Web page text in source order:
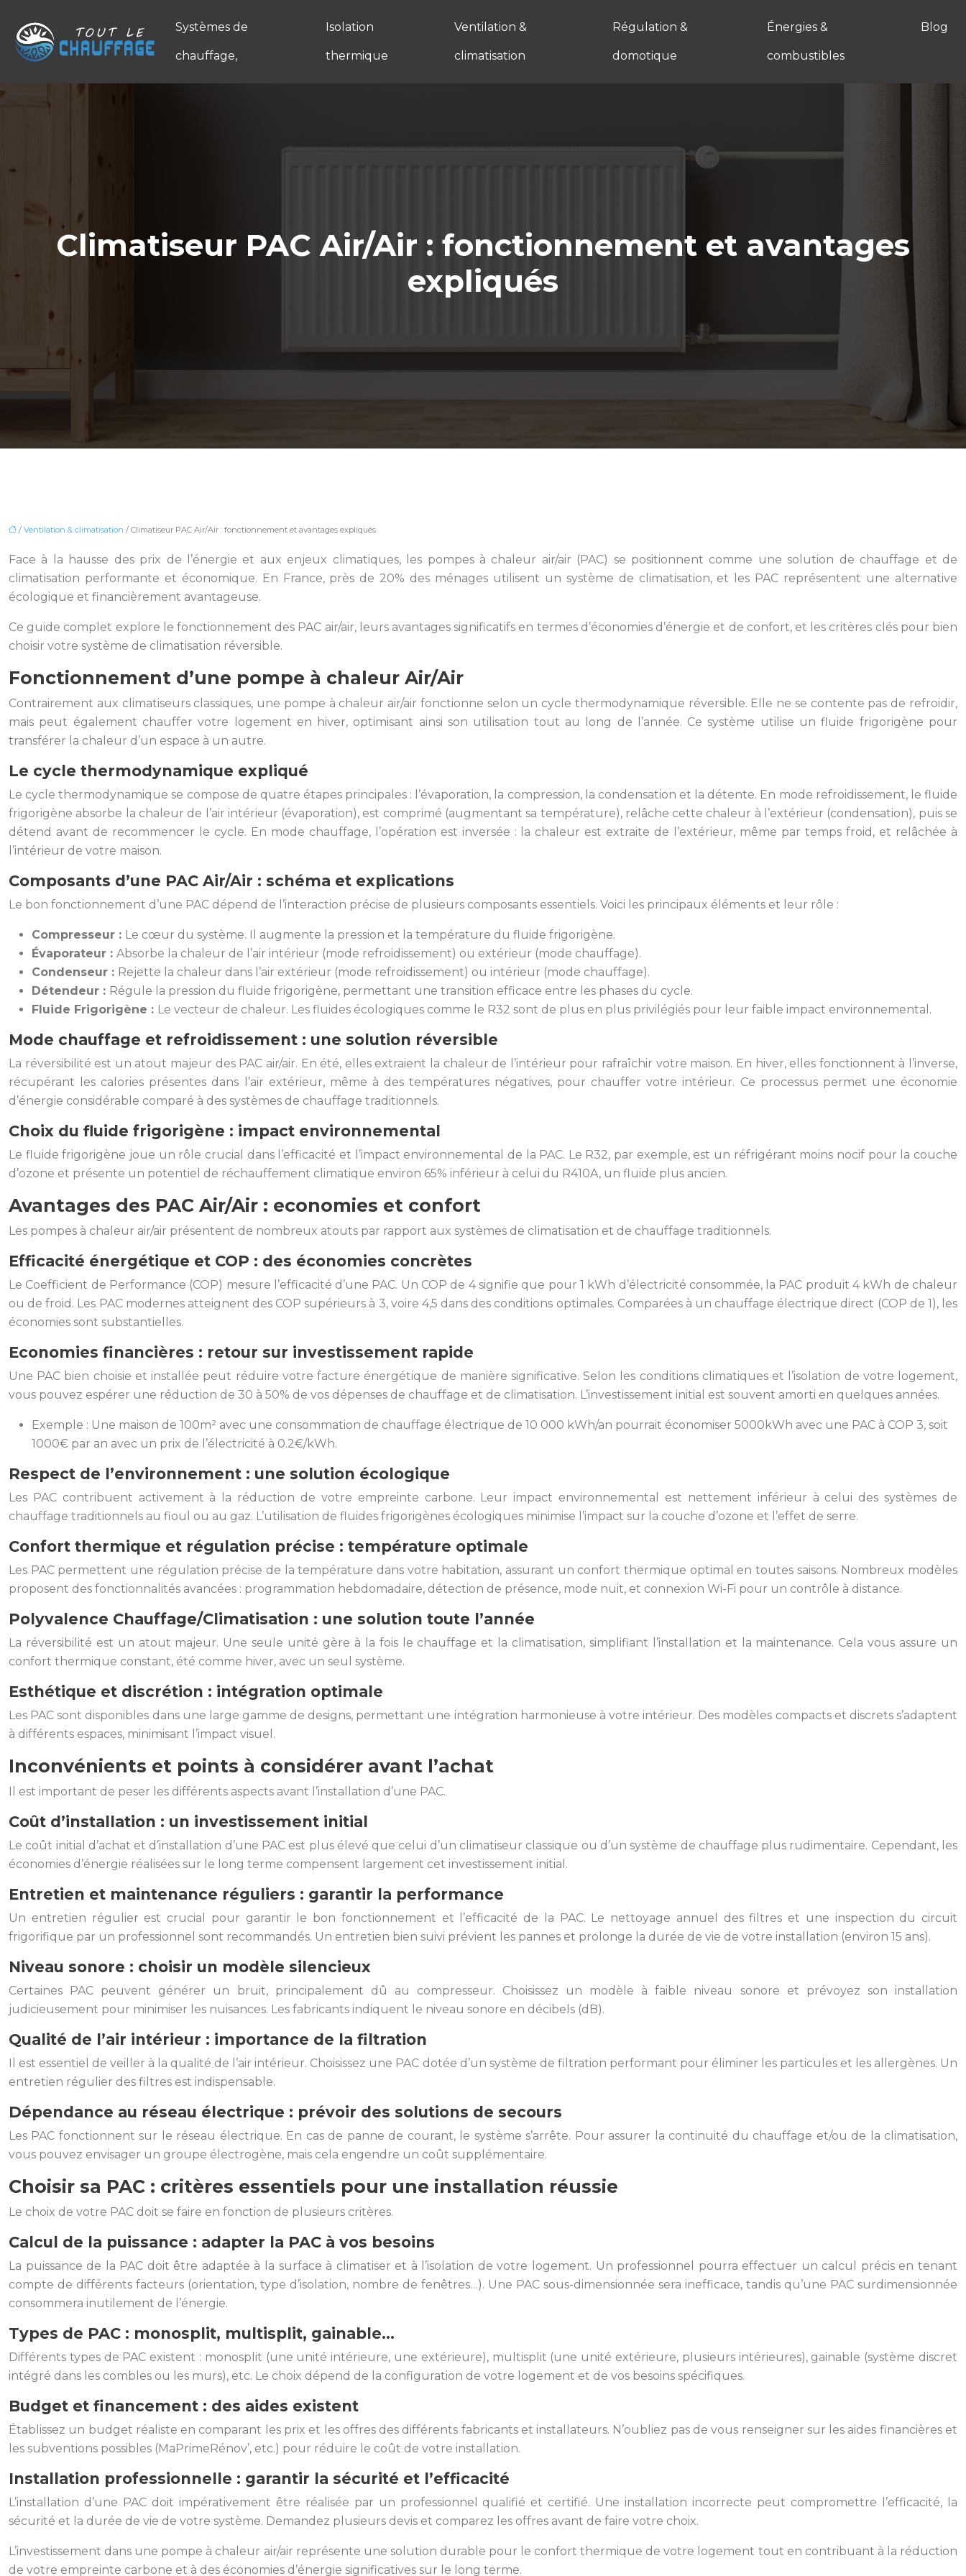
Systèmes de
chauffage,
Isolation
thermique
Ventilation &
climatisation
Régulation &
domotique
Énergies &
combustibles
Blog
Climatiseur PAC Air/Air : fonctionnement et avantages
expliqués
/ Ventilation & climatisation / Climatiseur PAC Air/Air : fonctionnement et avantages expliqués
Face à la hausse des prix de l’énergie et aux enjeux climatiques, les pompes à chaleur air/air (PAC) se positionnent comme une solution de chauffage et de
climatisation performante et économique. En France, près de 20% des ménages utilisent un système de climatisation, et les PAC représentent une alternative
écologique et financièrement avantageuse.
Ce guide complet explore le fonctionnement des PAC air/air, leurs avantages significatifs en termes d’économies d’énergie et de confort, et les critères clés pour bien
choisir votre système de climatisation réversible.
Fonctionnement d’une pompe à chaleur Air/Air
Contrairement aux climatiseurs classiques, une pompe à chaleur air/air fonctionne selon un cycle thermodynamique réversible. Elle ne se contente pas de refroidir,
mais peut également chauffer votre logement en hiver, optimisant ainsi son utilisation tout au long de l’année. Ce système utilise un fluide frigorigène pour
transférer la chaleur d’un espace à un autre.
Le cycle thermodynamique expliqué
Le cycle thermodynamique se compose de quatre étapes principales : l’évaporation, la compression, la condensation et la détente. En mode refroidissement, le fluide
frigorigène absorbe la chaleur de l’air intérieur (évaporation), est comprimé (augmentant sa température), relâche cette chaleur à l’extérieur (condensation), puis se
détend avant de recommencer le cycle. En mode chauffage, l’opération est inversée : la chaleur est extraite de l’extérieur, même par temps froid, et relâchée à
l’intérieur de votre maison.
Composants d’une PAC Air/Air : schéma et explications
Le bon fonctionnement d’une PAC dépend de l’interaction précise de plusieurs composants essentiels. Voici les principaux éléments et leur rôle :
Compresseur : Le cœur du système. Il augmente la pression et la température du fluide frigorigène.
Évaporateur : Absorbe la chaleur de l’air intérieur (mode refroidissement) ou extérieur (mode chauffage).
Condenseur : Rejette la chaleur dans l’air extérieur (mode refroidissement) ou intérieur (mode chauffage).
Détendeur : Régule la pression du fluide frigorigène, permettant une transition efficace entre les phases du cycle.
Fluide Frigorigène : Le vecteur de chaleur. Les fluides écologiques comme le R32 sont de plus en plus privilégiés pour leur faible impact environnemental.
Mode chauffage et refroidissement : une solution réversible
La réversibilité est un atout majeur des PAC air/air. En été, elles extraient la chaleur de l’intérieur pour rafraîchir votre maison. En hiver, elles fonctionnent à l’inverse,
récupérant les calories présentes dans l’air extérieur, même à des températures négatives, pour chauffer votre intérieur. Ce processus permet une économie
d’énergie considérable comparé à des systèmes de chauffage traditionnels.
Choix du fluide frigorigène : impact environnemental
Le fluide frigorigène joue un rôle crucial dans l’efficacité et l’impact environnemental de la PAC. Le R32, par exemple, est un réfrigérant moins nocif pour la couche
d’ozone et présente un potentiel de réchauffement climatique environ 65% inférieur à celui du R410A, un fluide plus ancien.
Avantages des PAC Air/Air : economies et confort
Les pompes à chaleur air/air présentent de nombreux atouts par rapport aux systèmes de climatisation et de chauffage traditionnels.
Efficacité énergétique et COP : des économies concrètes
Le Coefficient de Performance (COP) mesure l’efficacité d’une PAC. Un COP de 4 signifie que pour 1 kWh d’électricité consommée, la PAC produit 4 kWh de chaleur
ou de froid. Les PAC modernes atteignent des COP supérieurs à 3, voire 4,5 dans des conditions optimales. Comparées à un chauffage électrique direct (COP de 1), les
économies sont substantielles.
Economies financières : retour sur investissement rapide
Une PAC bien choisie et installée peut réduire votre facture énergétique de manière significative. Selon les conditions climatiques et l’isolation de votre logement,
vous pouvez espérer une réduction de 30 à 50% de vos dépenses de chauffage et de climatisation. L’investissement initial est souvent amorti en quelques années.
Exemple : Une maison de 100m² avec une consommation de chauffage électrique de 10 000 kWh/an pourrait économiser 5000kWh avec une PAC à COP 3, soit
1000€ par an avec un prix de l’électricité à 0.2€/kWh.
Respect de l’environnement : une solution écologique
Les PAC contribuent activement à la réduction de votre empreinte carbone. Leur impact environnemental est nettement inférieur à celui des systèmes de
chauffage traditionnels au fioul ou au gaz. L’utilisation de fluides frigorigènes écologiques minimise l’impact sur la couche d’ozone et l’effet de serre.
Confort thermique et régulation précise : température optimale
Les PAC permettent une régulation précise de la température dans votre habitation, assurant un confort thermique optimal en toutes saisons. Nombreux modèles
proposent des fonctionnalités avancées : programmation hebdomadaire, détection de présence, mode nuit, et connexion Wi-Fi pour un contrôle à distance.
Polyvalence Chauffage/Climatisation : une solution toute l’année
La réversibilité est un atout majeur. Une seule unité gère à la fois le chauffage et la climatisation, simplifiant l’installation et la maintenance. Cela vous assure un
confort thermique constant, été comme hiver, avec un seul système.
Esthétique et discrétion : intégration optimale
Les PAC sont disponibles dans une large gamme de designs, permettant une intégration harmonieuse à votre intérieur. Des modèles compacts et discrets s’adaptent
à différents espaces, minimisant l’impact visuel.
Inconvénients et points à considérer avant l’achat
Il est important de peser les différents aspects avant l’installation d’une PAC.
Coût d’installation : un investissement initial
Le coût initial d’achat et d’installation d’une PAC est plus élevé que celui d’un climatiseur classique ou d’un système de chauffage plus rudimentaire. Cependant, les
économies d’énergie réalisées sur le long terme compensent largement cet investissement initial.
Entretien et maintenance réguliers : garantir la performance
Un entretien régulier est crucial pour garantir le bon fonctionnement et l’efficacité de la PAC. Le nettoyage annuel des filtres et une inspection du circuit
frigorifique par un professionnel sont recommandés. Un entretien bien suivi prévient les pannes et prolonge la durée de vie de votre installation (environ 15 ans).
Niveau sonore : choisir un modèle silencieux
Certaines PAC peuvent générer un bruit, principalement dû au compresseur. Choisissez un modèle à faible niveau sonore et prévoyez son installation
judicieusement pour minimiser les nuisances. Les fabricants indiquent le niveau sonore en décibels (dB).
Qualité de l’air intérieur : importance de la filtration
Il est essentiel de veiller à la qualité de l’air intérieur. Choisissez une PAC dotée d’un système de filtration performant pour éliminer les particules et les allergènes. Un
entretien régulier des filtres est indispensable.
Dépendance au réseau électrique : prévoir des solutions de secours
Les PAC fonctionnent sur le réseau électrique. En cas de panne de courant, le système s’arrête. Pour assurer la continuité du chauffage et/ou de la climatisation,
vous pouvez envisager un groupe électrogène, mais cela engendre un coût supplémentaire.
Choisir sa PAC : critères essentiels pour une installation réussie
Le choix de votre PAC doit se faire en fonction de plusieurs critères.
Calcul de la puissance : adapter la PAC à vos besoins
La puissance de la PAC doit être adaptée à la surface à climatiser et à l’isolation de votre logement. Un professionnel pourra effectuer un calcul précis en tenant
compte de différents facteurs (orientation, type d’isolation, nombre de fenêtres…). Une PAC sous-dimensionnée sera inefficace, tandis qu’une PAC surdimensionnée
consommera inutilement de l’énergie.
Types de PAC : monosplit, multisplit, gainable…
Différents types de PAC existent : monosplit (une unité intérieure, une extérieure), multisplit (une unité extérieure, plusieurs intérieures), gainable (système discret
intégré dans les combles ou les murs), etc. Le choix dépend de la configuration de votre logement et de vos besoins spécifiques.
Budget et financement : des aides existent
Établissez un budget réaliste en comparant les prix et les offres des différents fabricants et installateurs. N’oubliez pas de vous renseigner sur les aides financières et
les subventions possibles (MaPrimeRénov’, etc.) pour réduire le coût de votre installation.
Installation professionnelle : garantir la sécurité et l’efficacité
L’installation d’une PAC doit impérativement être réalisée par un professionnel qualifié et certifié. Une installation incorrecte peut compromettre l’efficacité, la
sécurité et la durée de vie de votre système. Demandez plusieurs devis et comparez les offres avant de faire votre choix.
L’investissement dans une pompe à chaleur air/air représente une solution durable pour le confort thermique de votre logement tout en contribuant à la réduction
de votre empreinte carbone et à des économies d’énergie significatives sur le long terme.